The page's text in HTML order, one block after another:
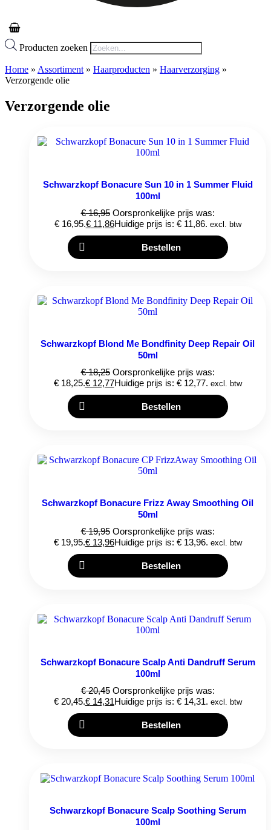
Producten zoeken
Home » Assortiment » Haarproducten » Haarverzorging »
Verzorgende olie
Verzorgende olie
Schwarzkopf Bonacure Sun 10 in 1 Summer Fluid
100ml
€16,95 Oorspronkelijke prijs was:
€ 16,95.€11,86Huidige prijs is: € 11,86. excl. btw
Bestellen
Schwarzkopf Blond Me Bondfinity Deep Repair Oil
50ml
€18,25 Oorspronkelijke prijs was:
€ 18,25.€12,77Huidige prijs is: € 12,77. excl. btw
Bestellen
Schwarzkopf Bonacure Frizz Away Smoothing Oil
50ml
€19,95 Oorspronkelijke prijs was:
€ 19,95.€13,96Huidige prijs is: € 13,96. excl. btw
Bestellen
Schwarzkopf Bonacure Scalp Anti Dandruff Serum
100ml
€20,45 Oorspronkelijke prijs was:
€ 20,45.€14,31Huidige prijs is: € 14,31. excl. btw
Bestellen
Schwarzkopf Bonacure Scalp Soothing Serum
100ml